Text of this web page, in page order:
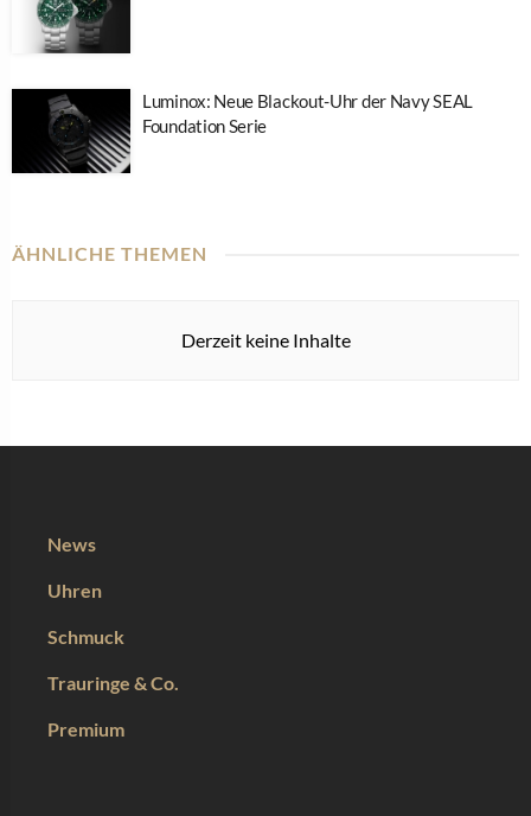
Luminox: Neue Blackout-Uhr der Navy SEAL
Foundation Serie
ÄHNLICHE THEMEN
Derzeit keine Inhalte
News
Uhren
Schmuck
Trauringe & Co.
Premium